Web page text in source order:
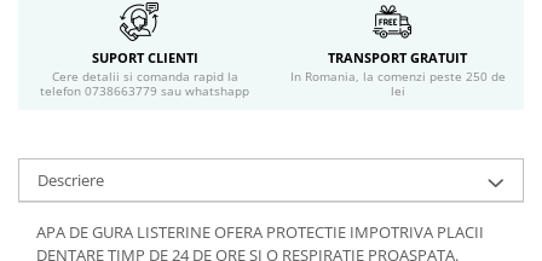
Produse pentru epilare
Produse pentru protectie solara
Servetele umede
Bureti de baie
Machiaj
Creion si tus ochi
Ruj si creion buze
SUPORT CLIENTI
Cere detalii si comanda rapid la
telefon 0738663779 sau whatshapp
TRANSPORT GRATUIT
In Romania, la comenzi peste 250 de
lei
Descriere
APA DE GURA LISTERINE OFERA PROTECTIE IMPOTRIVA PLACII
DENTARE TIMP DE 24 DE ORE SI O RESPIRATIE PROASPATA.